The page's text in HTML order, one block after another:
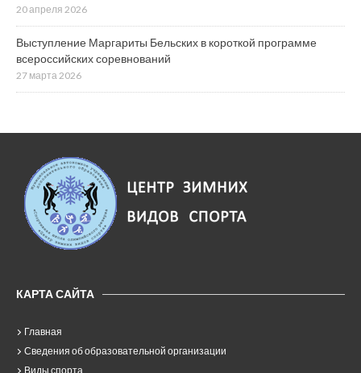
20 апреля 2026
Выступление Маргариты Бельских в короткой программе
всероссийских соревнований
27 марта 2026
КАРТА САЙТА
Главная
Сведения об образовательной организации
Виды спорта